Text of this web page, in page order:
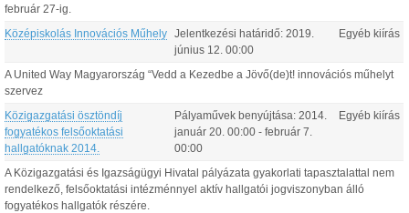
február 27-ig.
Középiskolás Innovációs Műhely Jelentkezési határidő: 2019.
június 12 00:00
Egyéb kiírás
A United Way Magyarország “Vedd a Kezedbe a Jövő(de)t! innovációs műhelyt
szervez
Közigazgatási ösztöndíj
fogyatékos felsőoktatási
hallgatóknak 2014.
Pályaművek benyújtása: 2014.
január 20 00:00 - február 7
00:00
Egyéb kiírás
A Közigazgatási és Igazságügyi Hivatal pályázata gyakorlati tapasztalattal nem
rendelkező, felsőoktatási intézménnyel aktív hallgatói jogviszonyban álló
fogyatékos hallgatók részére.